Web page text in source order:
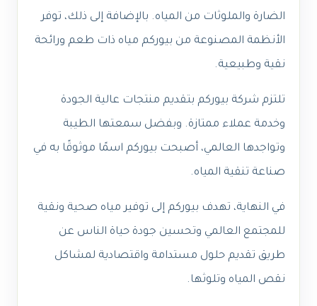
الضارة والملوثات من المياه. بالإضافة إلى ذلك، توفر
الأنظمة المصنوعة من بيوركم مياه ذات طعم ورائحة
نقية وطبيعية.
تلتزم شركة بيوركم بتقديم منتجات عالية الجودة
وخدمة عملاء ممتازة. وبفضل سمعتها الطيبة
وتواجدها العالمي، أصبحت بيوركم اسمًا موثوقًا به في
صناعة تنقية المياه.
في النهاية، تهدف بيوركم إلى توفير مياه صحية ونقية
للمجتمع العالمي وتحسين جودة حياة الناس عن
طريق تقديم حلول مستدامة واقتصادية لمشاكل
نقص المياه وتلوثها.